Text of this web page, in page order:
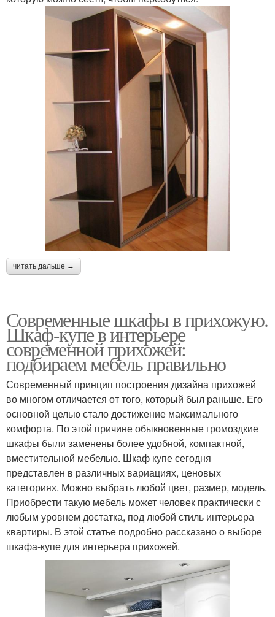
читать дальше →
Современные шкафы в прихожую.
Шкаф-купе в интерьере
современной прихожей:
подбираем мебель правильно
Современный принцип построения дизайна прихожей
во многом отличается от того, который был раньше. Его
основной целью стало достижение максимального
комфорта. По этой причине обыкновенные громоздкие
шкафы были заменены более удобной, компактной,
вместительной мебелью. Шкаф купе сегодня
представлен в различных вариациях, ценовых
категориях. Можно выбрать любой цвет, размер, модель.
Приобрести такую мебель может человек практически с
любым уровнем достатка, под любой стиль интерьера
квартиры. В этой статье подробно рассказано о выборе
шкафа-купе для интерьера прихожей.